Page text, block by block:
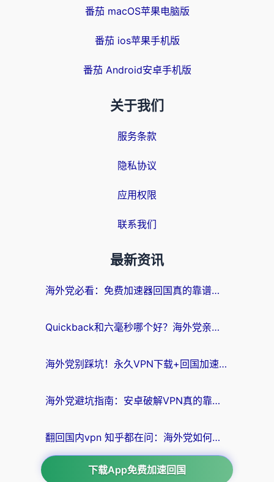
番茄 macOS苹果电脑版
番茄 ios苹果手机版
番茄 Android安卓手机版
关于我们
服务条款
隐私协议
应用权限
联系我们
最新资讯
海外党必看：免费加速器回国真的靠谱吗？3步教你选到好用的归雁替代
Quickback和六毫秒哪个好？海外党亲测：选对回国加速器，无缝刷剧办公不再愁
海外党别踩坑！永久VPN下载+回国加速器选择指南，无缝刷国内剧游戏支付
海外党避坑指南：安卓破解VPN真的靠谱吗？教你选对回国加速器无缝刷国内资源
翻回国内vpn 知乎都在问：海外党如何选对加速器，无缝刷剧打游戏？
下载App免费加速回国